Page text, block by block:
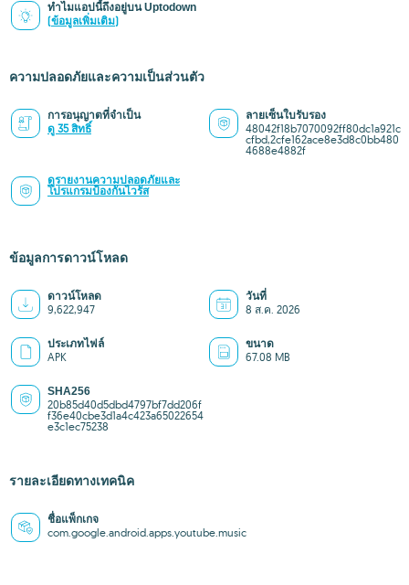
ทำไมแอปนี้ถึงอยู่บน Uptodown
(ข้อมูลเพิ่มเติม)
ความปลอดภัยและความเป็นส่วนตัว
การอนุญาตที่จำเป็น
ดู 35 สิทธิ์
ลายเซ็นใบรับรอง
48042f18b7070092ff80dc1a921c
cfbd,2cfe162ace8e3d8c0bb480
4688e4882f
ดูรายงานความปลอดภัยและ
โปรแกรมป้องกันไวรัส
ข้อมูลการดาวน์โหลด
ดาวน์โหลด
9,622,947
วันที่
8 ส.ค. 2026
ประเภทไฟล์
APK
ขนาด
67.08 MB
SHA256
20b85d40d5dbd4797bf7dd206f
f36e40cbe3d1a4c423a65022654
e3c1ec75238
รายละเอียดทางเทคนิค
ชื่อแพ็กเกจ
com.google.android.apps.youtube.music